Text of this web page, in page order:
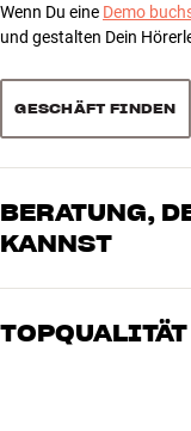
Die neuen Modelle der
September in den
Hamburg
Wenn Du eine Demo
und gestalten Dein
GESCHÄFT FINDEN
BERATUNG,
KANNST
Unsere Mitarbeiter sind
oder Heimkino. Erzähle